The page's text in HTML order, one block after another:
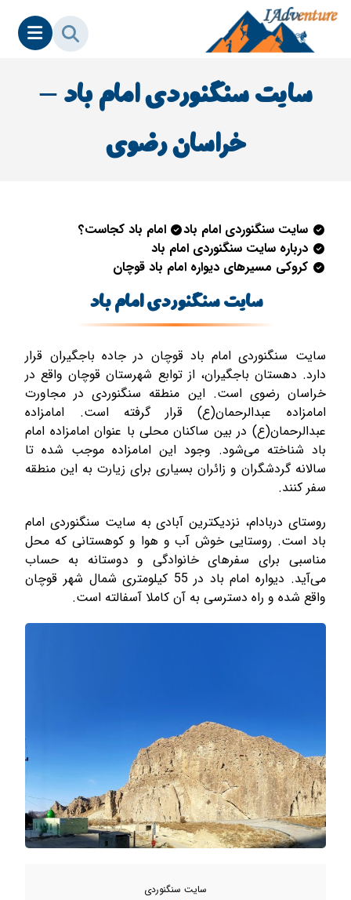
سایت سنگنوردی امام باد –
خراسان رضوی
سایت سنگنوردی امام باد
امام باد کجاست؟
درباره سایت سنگنوردی امام باد
کروکی مسیرهای دیواره امام باد قوچان
سایت سنگنوردی امام باد
سایت سنگنوردی امام باد قوچان در جاده باجگیران قرار
دارد. دهستان باجگیران، از توابع شهرستان قوچان واقع در
خراسان رضوی است. این منطقه سنگنوردی در مجاورت
امامزاده عبدالرحمان(ع) قرار گرفته است. امامزاده
عبدالرحمان(ع) در بین ساکنان محلی با عنوان امامزاده امام
باد شناخته می‌شود. وجود این امامزاده موجب شده تا
سالانه گردشگران و زائران بسیاری برای زیارت به این منطقه
سفر کنند.
روستای دربادام، نزدیکترین آبادی به سایت سنگنوردی امام
باد است. روستایی خوش آب و هوا و کوهستانی که محل
مناسبی برای سفرهای خانوادگی و دوستانه به حساب
می‌آید. دیواره امام باد در 55 کیلومتری شمال شهر قوچان
واقع شده و راه دسترسی به آن کاملا آسفالته است.
سایت سنگنوردی